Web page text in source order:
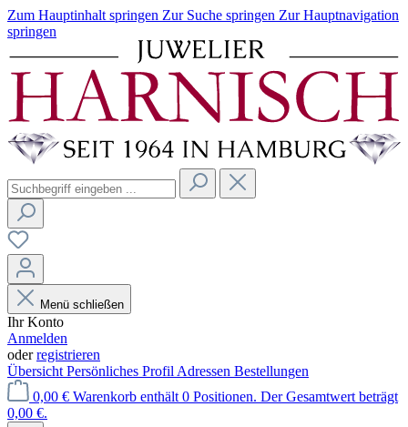
Zum Hauptinhalt springen Zur Suche springen Zur Hauptnavigation
springen
Menü schließen
Ihr Konto
Anmelden
oderregistrieren
Übersicht Persönliches Profil Adressen Bestellungen
0,00 € Warenkorb enthält 0 Positionen. Der Gesamtwert beträgt
0,00 €.